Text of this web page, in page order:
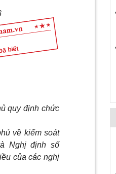
biết
quy định chức
về kiểm soát
Nghị định số
của các nghị